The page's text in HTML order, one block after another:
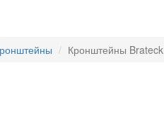
Кронштейны Brateck